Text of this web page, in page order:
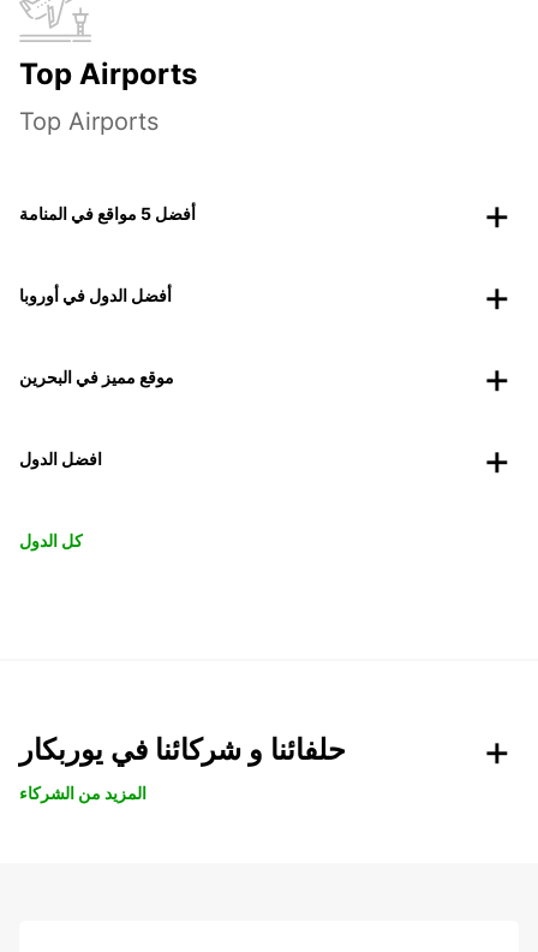
Top Airports
Top Airports
أفضل 5 مواقع في المنامة
أفضل الدول في أوروبا
موقع مميز في البحرين
افضل الدول
كل الدول
حلفائنا و شركائنا في يوربكار
المزيد من الشركاء